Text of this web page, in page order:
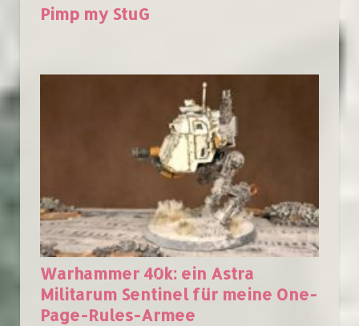
Pimp my StuG
Warhammer 40k: ein Astra
Militarum Sentinel für meine One-
Page-Rules-Armee